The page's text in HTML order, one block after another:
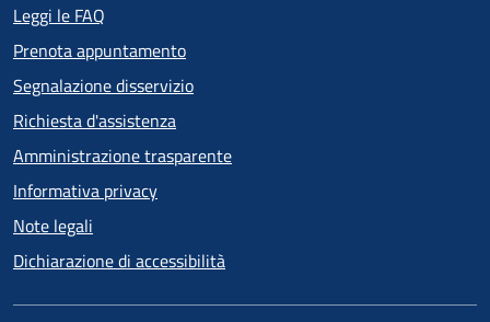
Leggi le FAQ
Prenota appuntamento
Segnalazione disservizio
Richiesta d'assistenza
Amministrazione trasparente
Informativa privacy
Note legali
Dichiarazione di accessibilità